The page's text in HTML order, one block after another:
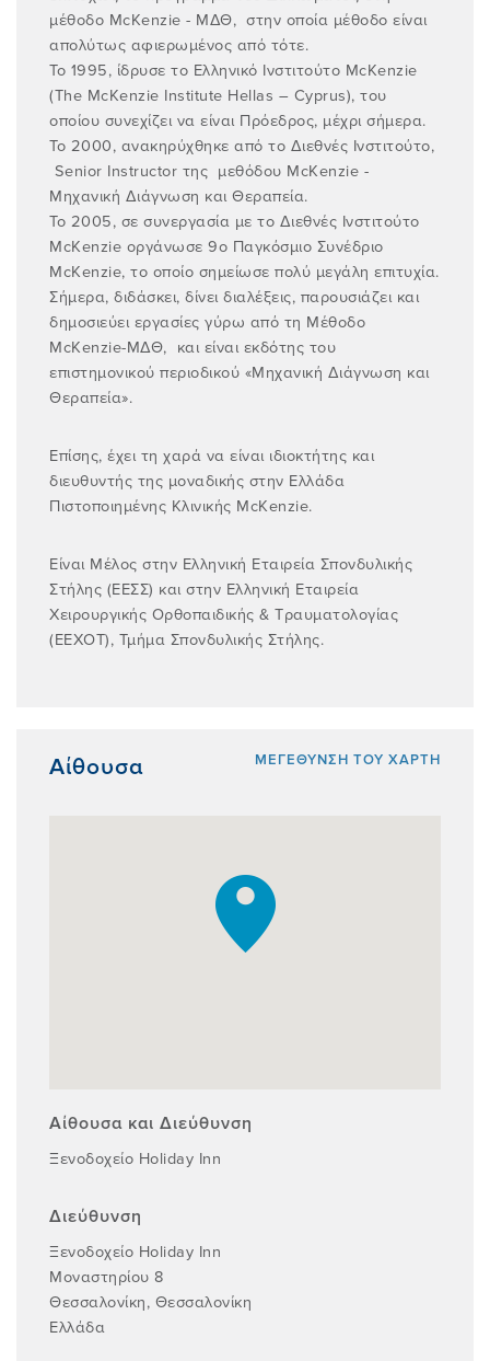
μέθοδο McKenzie - ΜΔΘ, στην οποία μέθοδο είναι
απολύτως αφιερωμένος από τότε.
Το 1995, ίδρυσε το Ελληνικό Ινστιτούτο McKenzie
(The McKenzie Institute Hellas – Cyprus), του
οποίου συνεχίζει να είναι Πρόεδρος, μέχρι σήμερα.
Το 2000, ανακηρύχθηκε από το Διεθνές Ινστιτούτο,
Senior Instructor της μεθόδου McKenzie -
Μηχανική Διάγνωση και Θεραπεία.
Το 2005, σε συνεργασία με το Διεθνές Ινστιτούτο
McKenzie οργάνωσε 9ο Παγκόσμιο Συνέδριο
McKenzie, το οποίο σημείωσε πολύ μεγάλη επιτυχία.
Σήμερα, διδάσκει, δίνει διαλέξεις, παρουσιάζει και
δημοσιεύει εργασίες γύρω από τη Μέθοδο
McKenzie-ΜΔΘ, και είναι εκδότης του
επιστημονικού περιοδικού «Μηχανική Διάγνωση και
Θεραπεία».
Επίσης, έχει τη χαρά να είναι ιδιοκτήτης και
διευθυντής της μοναδικής στην Ελλάδα
Πιστοποιημένης Κλινικής McKenzie.
Είναι Μέλος στην Ελληνική Εταιρεία Σπονδυλικής
Στήλης (ΕΕΣΣ) και στην Ελληνική Εταιρεία
Χειρουργικής Ορθοπαιδικής & Τραυματολογίας
(ΕΕΧΟΤ), Τμήμα Σπονδυλικής Στήλης.
Αίθουσα ΜΕΓEΘΥΝΣΗ ΤΟΥ ΧAΡΤΗ
Αίθουσα και Διεύθυνση
Ξενοδοχείο Holiday Inn
Διεύθυνση
Ξενοδοχείο Holiday Inn
Μοναστηρίου 8
Θεσσαλονίκη, Θεσσαλονίκη
Ελλάδα